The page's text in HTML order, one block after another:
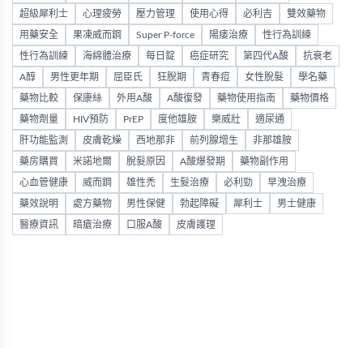
超級犀利士 心理疲勞 壓力管理 使用心得 必利吉 雙效藥物
用藥安全 果凍威而鋼 Super P-force 陽痿治療 性行為訓練
性行為訓練 海綿體治療 每日錠 癌症研究 第四代A酸 抗衰老
A醇 男性更年期 屈臣氏 狂脫期 青春痘 女性脫髮 學名藥
藥物比較 保康絲 外用A酸 A酸復發 藥物使用指南 藥物價格
藥物劑量 HIV預防 PrEP 度他雄胺 樂威壯 適尿通
肝功能監測 皮膚乾燥 西地那非 前列腺增生 非那雄胺
藥房購買 米諾地爾 脫髮原因 A酸爆發期 藥物副作用
心血管健康 威而鋼 雄性禿 生髮治療 必利勁 早洩治療
藥效說明 處方藥物 男性保健 勃起障礙 犀利士 男士健康
醫療資訊 暗瘡治療 口服A酸 皮膚護理